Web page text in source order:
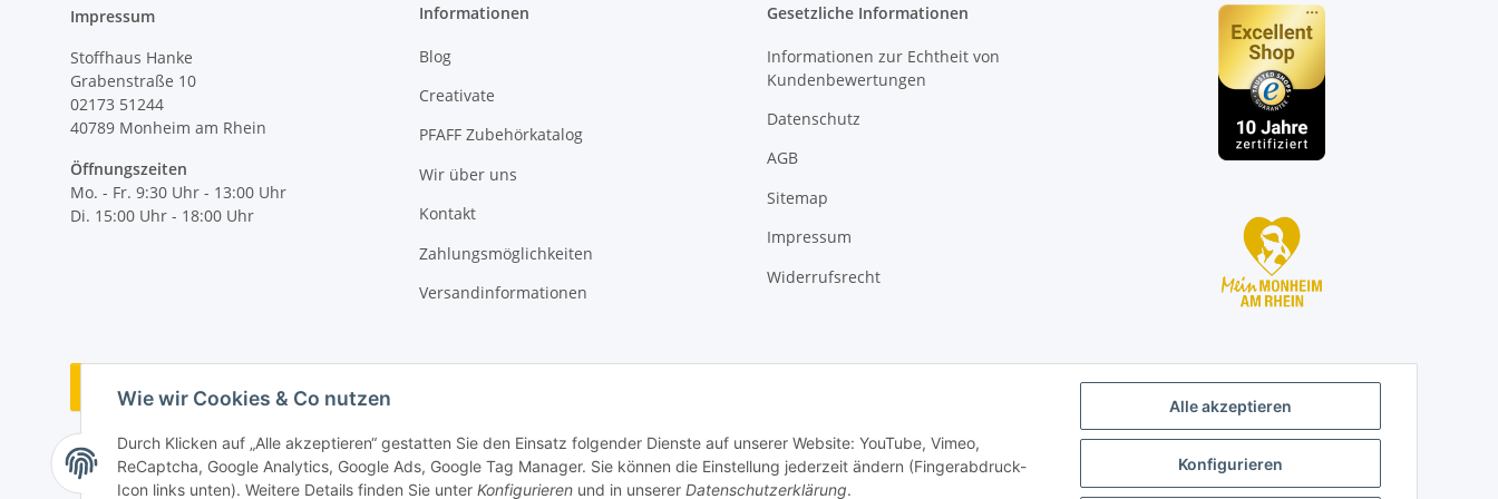
Alle akzeptieren
Konfigurieren
Wie wir Cookies & Co nutzen
Durch Klicken auf „Alle akzeptieren“ gestatten Sie den Einsatz folgender Dienste auf unserer Website: YouTube, Vimeo,
ReCaptcha, Google Analytics, Google Ads, Google Tag Manager. Sie können die Einstellung jederzeit ändern (Fingerabdruck-
Icon links unten). Weitere Details finden Sie unter Konfigurieren und in unserer Datenschutzerklärung.
Impressum
Stoffhaus Hanke
Grabenstraße 10
02173 51244
40789 Monheim am Rhein
Öffnungszeiten
Mo. - Fr. 9:30 Uhr - 13:00 Uhr
Di. 15:00 Uhr - 18:00 Uhr
Informationen
Blog
Creativate
PFAFF Zubehörkatalog
Wir über uns
Kontakt
Zahlungsmöglichkeiten
Versandinformationen
Gesetzliche Informationen
Informationen zur Echtheit von
Kundenbewertungen
Datenschutz
AGB
Sitemap
Impressum
Widerrufsrecht
Vertrag widerrufen